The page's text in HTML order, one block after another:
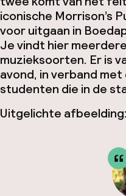
iconische Morrison’s
voor uitgaan in
Je vindt hier
muzieksoorten. Er is
avond, in verband
studenten die in de
Uitgelichte